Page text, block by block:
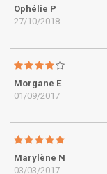
Ophélie P
27/10/2018
Morgane E
01/09/2017
Marylène N
03/03/2017